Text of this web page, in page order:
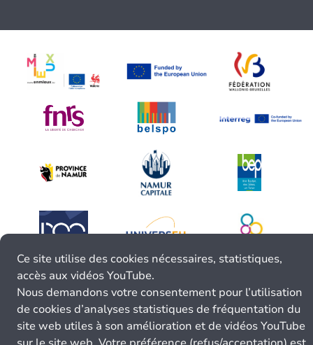
Ce site utilise des cookies nécessaires, statistiques,
accès aux vidéos YouTube.
Nous demandons votre consentement pour l’utilisation
de cookies d’analyses statistiques de fréquentation du
site web utiles à son amélioration et de vidéos YouTube